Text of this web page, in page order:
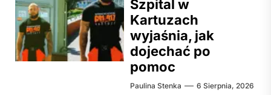
Szpital w
Kartuzach
wyjaśnia, jak
dojechać po
pomoc
Paulina Stenka 6 Sierpnia, 2026